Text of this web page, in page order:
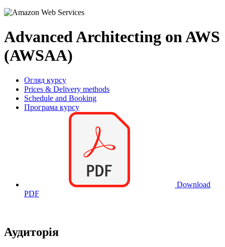
Advanced Architecting on AWS
(AWSAA)
Огляд курсу
Prices & Delivery methods
Schedule and Booking
Програма курсу
Download
PDF
Аудиторія